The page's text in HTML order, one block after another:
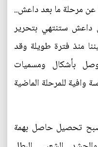
مرحلة ما بعد داعش..
داعش ستنتهي بتحرير
منذ فترة طويلة وقد
بأشكال ومسميات
وافية للمرحلة الماضية
تحصيل حاصل بهمة